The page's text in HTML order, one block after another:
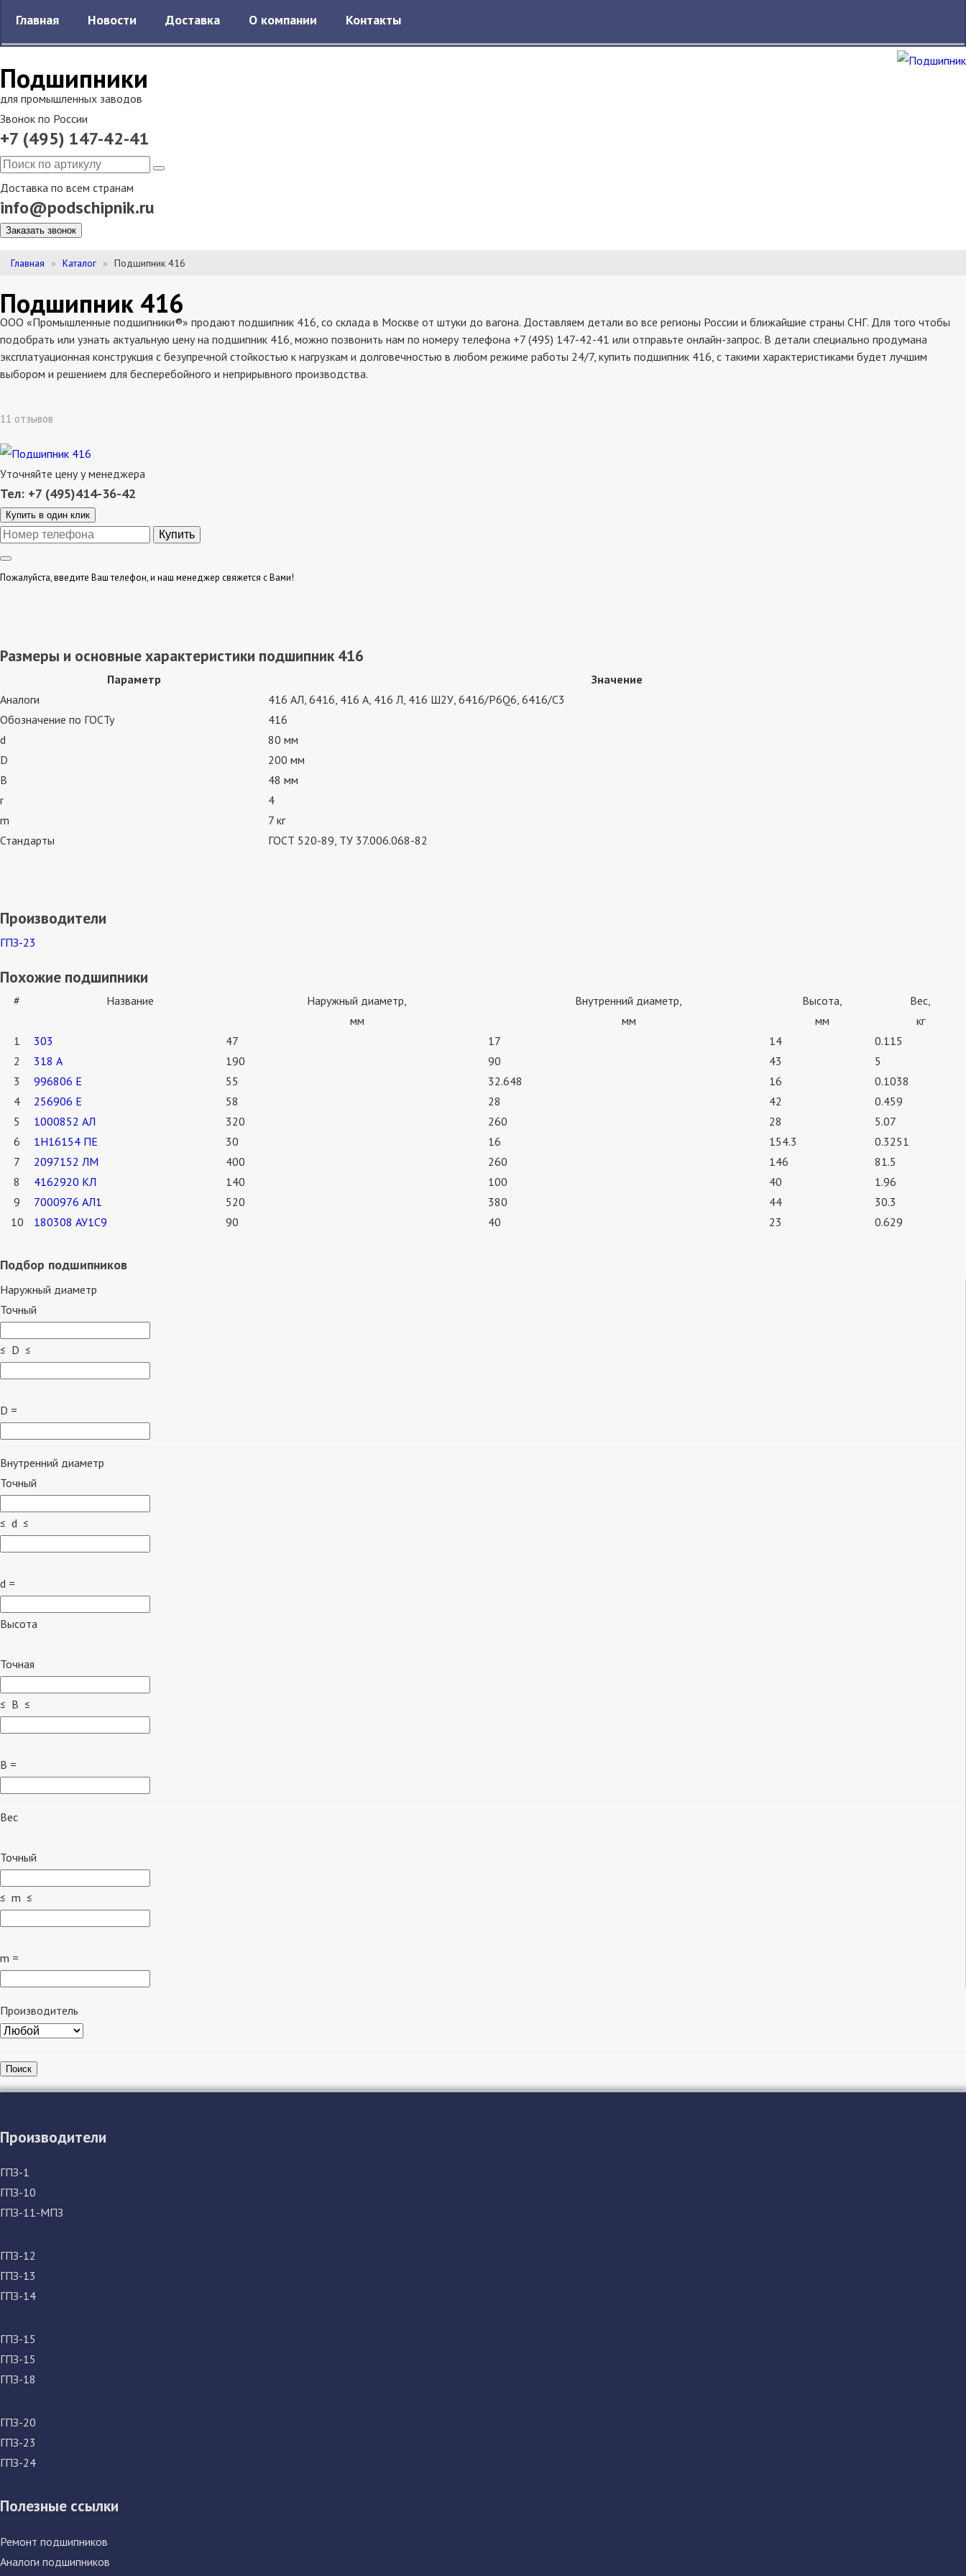
Подшипники
для промышленных заводов
Звонок по России
+7 (495) 147-42-41
Доставка по всем странам
info@podschipnik.ru
Заказать звонок
Главная Новости Доставка О компании Контакты
Главная Каталог Подшипник 416
Подшипник 416
ООО «Промышленные подшипники®» продают подшипник 416, со склада в Москве от штуки до вагона. Доставляем детали во все регионы России и ближайшие страны СНГ. Для того чтобы
подобрать или узнать актуальную цену на подшипник 416, можно позвонить нам по номеру телефона +7 (495) 147-42-41 или отправьте онлайн-запрос. В детали специально продумана
эксплатуационная конструкция с безупречной стойкостью к нагрузкам и долговечностью в любом режиме работы 24/7, купить подшипник 416, с такими характеристиками будет лучшим
выбором и решением для бесперебойного и неприрывного производства.
11 отзывов
Уточняйте цену у менеджера
Тел: +7 (495)414-36-42
Купить в один клик
Пожалуйста, введите Ваш телефон, и наш менеджер свяжется с Вами!
Размеры и основные характеристики подшипник 416
Параметр
Значение
Аналоги
416 АЛ, 6416, 416 А, 416 Л, 416 Ш2У, 6416/P6Q6, 6416/C3
Обозначение по ГОСТу
416
d
80 мм
D
200 мм
B
48 мм
r
4
m
7 кг
Стандарты
ГОСТ 520-89, ТУ 37.006.068-82
Производители
ГПЗ-23
Похожие подшипники
# Название
Наружный диаметр,
мм
Внутренний диаметр,
мм
Высота,
мм
Вес,
кг
1
303 47 17 14
0.115
2
318 А 190 90 43
5
3
996806 Е 55 32.648 16
0.1038
4
256906 Е 58 28 42
0.459
5
1000852 АЛ 320 260 28
5.07
6
1Н16154 ПЕ 30 16 154.3
0.3251
7
2097152 ЛМ 400 260 146
81.5
8
4162920 КЛ 140 100 40
1.96
9
7000976 АЛ1 520 380 44
30.3
10
180308 АУ1С9 90 40 23 0.629
Подбор подшипников
Наружный диаметр
Точный
≤ D ≤
D =
Внутренний диаметр
Точный
≤ d ≤
d =
Высота
Точная
≤ B ≤
B =
Вес
Точный
≤ m ≤
m =
Производитель
Поиск
Производители
ГПЗ-1
ГПЗ-10
ГПЗ-11-МПЗ
ГПЗ-12
ГПЗ-13
ГПЗ-14
ГПЗ-15
ГПЗ-15
ГПЗ-18
ГПЗ-20
ГПЗ-23
ГПЗ-24
Полезные ссылки
Ремонт подшипников
Аналоги подшипников